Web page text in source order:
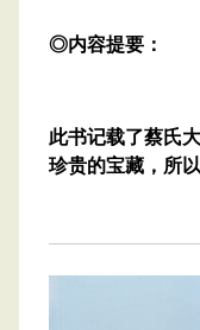
◎内容提要：
此书记载了蔡氏
珍贵的宝藏，所